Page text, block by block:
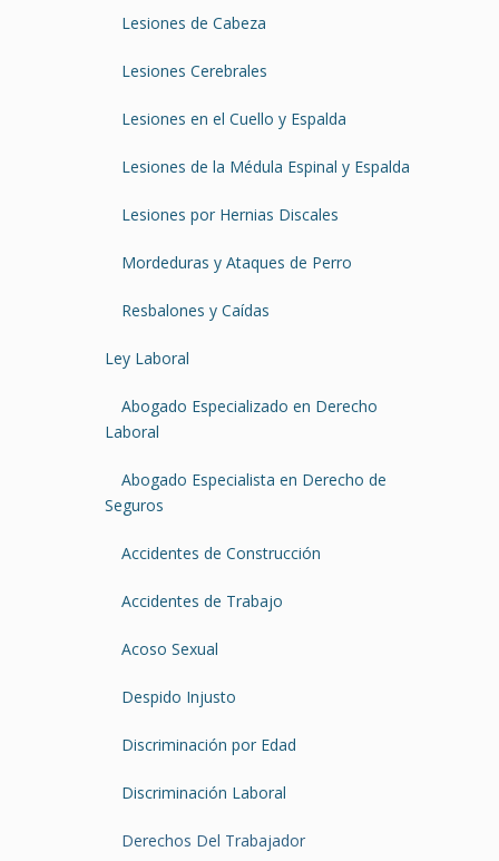
Lesiones de Cabeza
Lesiones Cerebrales
Lesiones en el Cuello y Espalda
Lesiones de la Médula Espinal y Espalda
Lesiones por Hernias Discales
Mordeduras y Ataques de Perro
Resbalones y Caídas
Ley Laboral
Abogado Especializado en Derecho
Laboral
Abogado Especialista en Derecho de
Seguros
Accidentes de Construcción
Accidentes de Trabajo
Acoso Sexual
Despido Injusto
Discriminación por Edad
Discriminación Laboral
Derechos Del Trabajador